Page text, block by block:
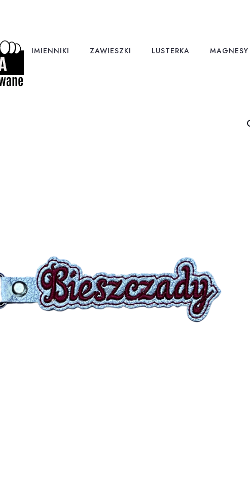
IMIENNIKI ZAWIESZKI LUSTERKA MAGNESY